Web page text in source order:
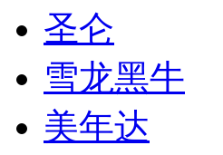
圣仑
雪龙黑牛
美年达